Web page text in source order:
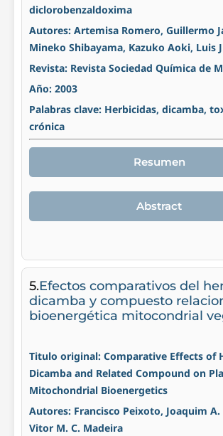
diclorobenzaldoxima
Autores: Artemisa Romero, Guillermo
Mineko Shibayama, Kazuko Aoki, Luis
Revista: Revista Sociedad Química de
Año: 2003
Palabras clave: Herbicidas, dicamba,
crónica
Resumen
Abstract
5.Efectos comparativos del
dicamba y compuesto
bioenergética mitocondrial
Titulo original: Comparative Effects of
Dicamba and Related Compound on
Mitochondrial Bioenergetics
Autores: Francisco Peixoto, Joaquim A.
Vitor M. C. Madeira